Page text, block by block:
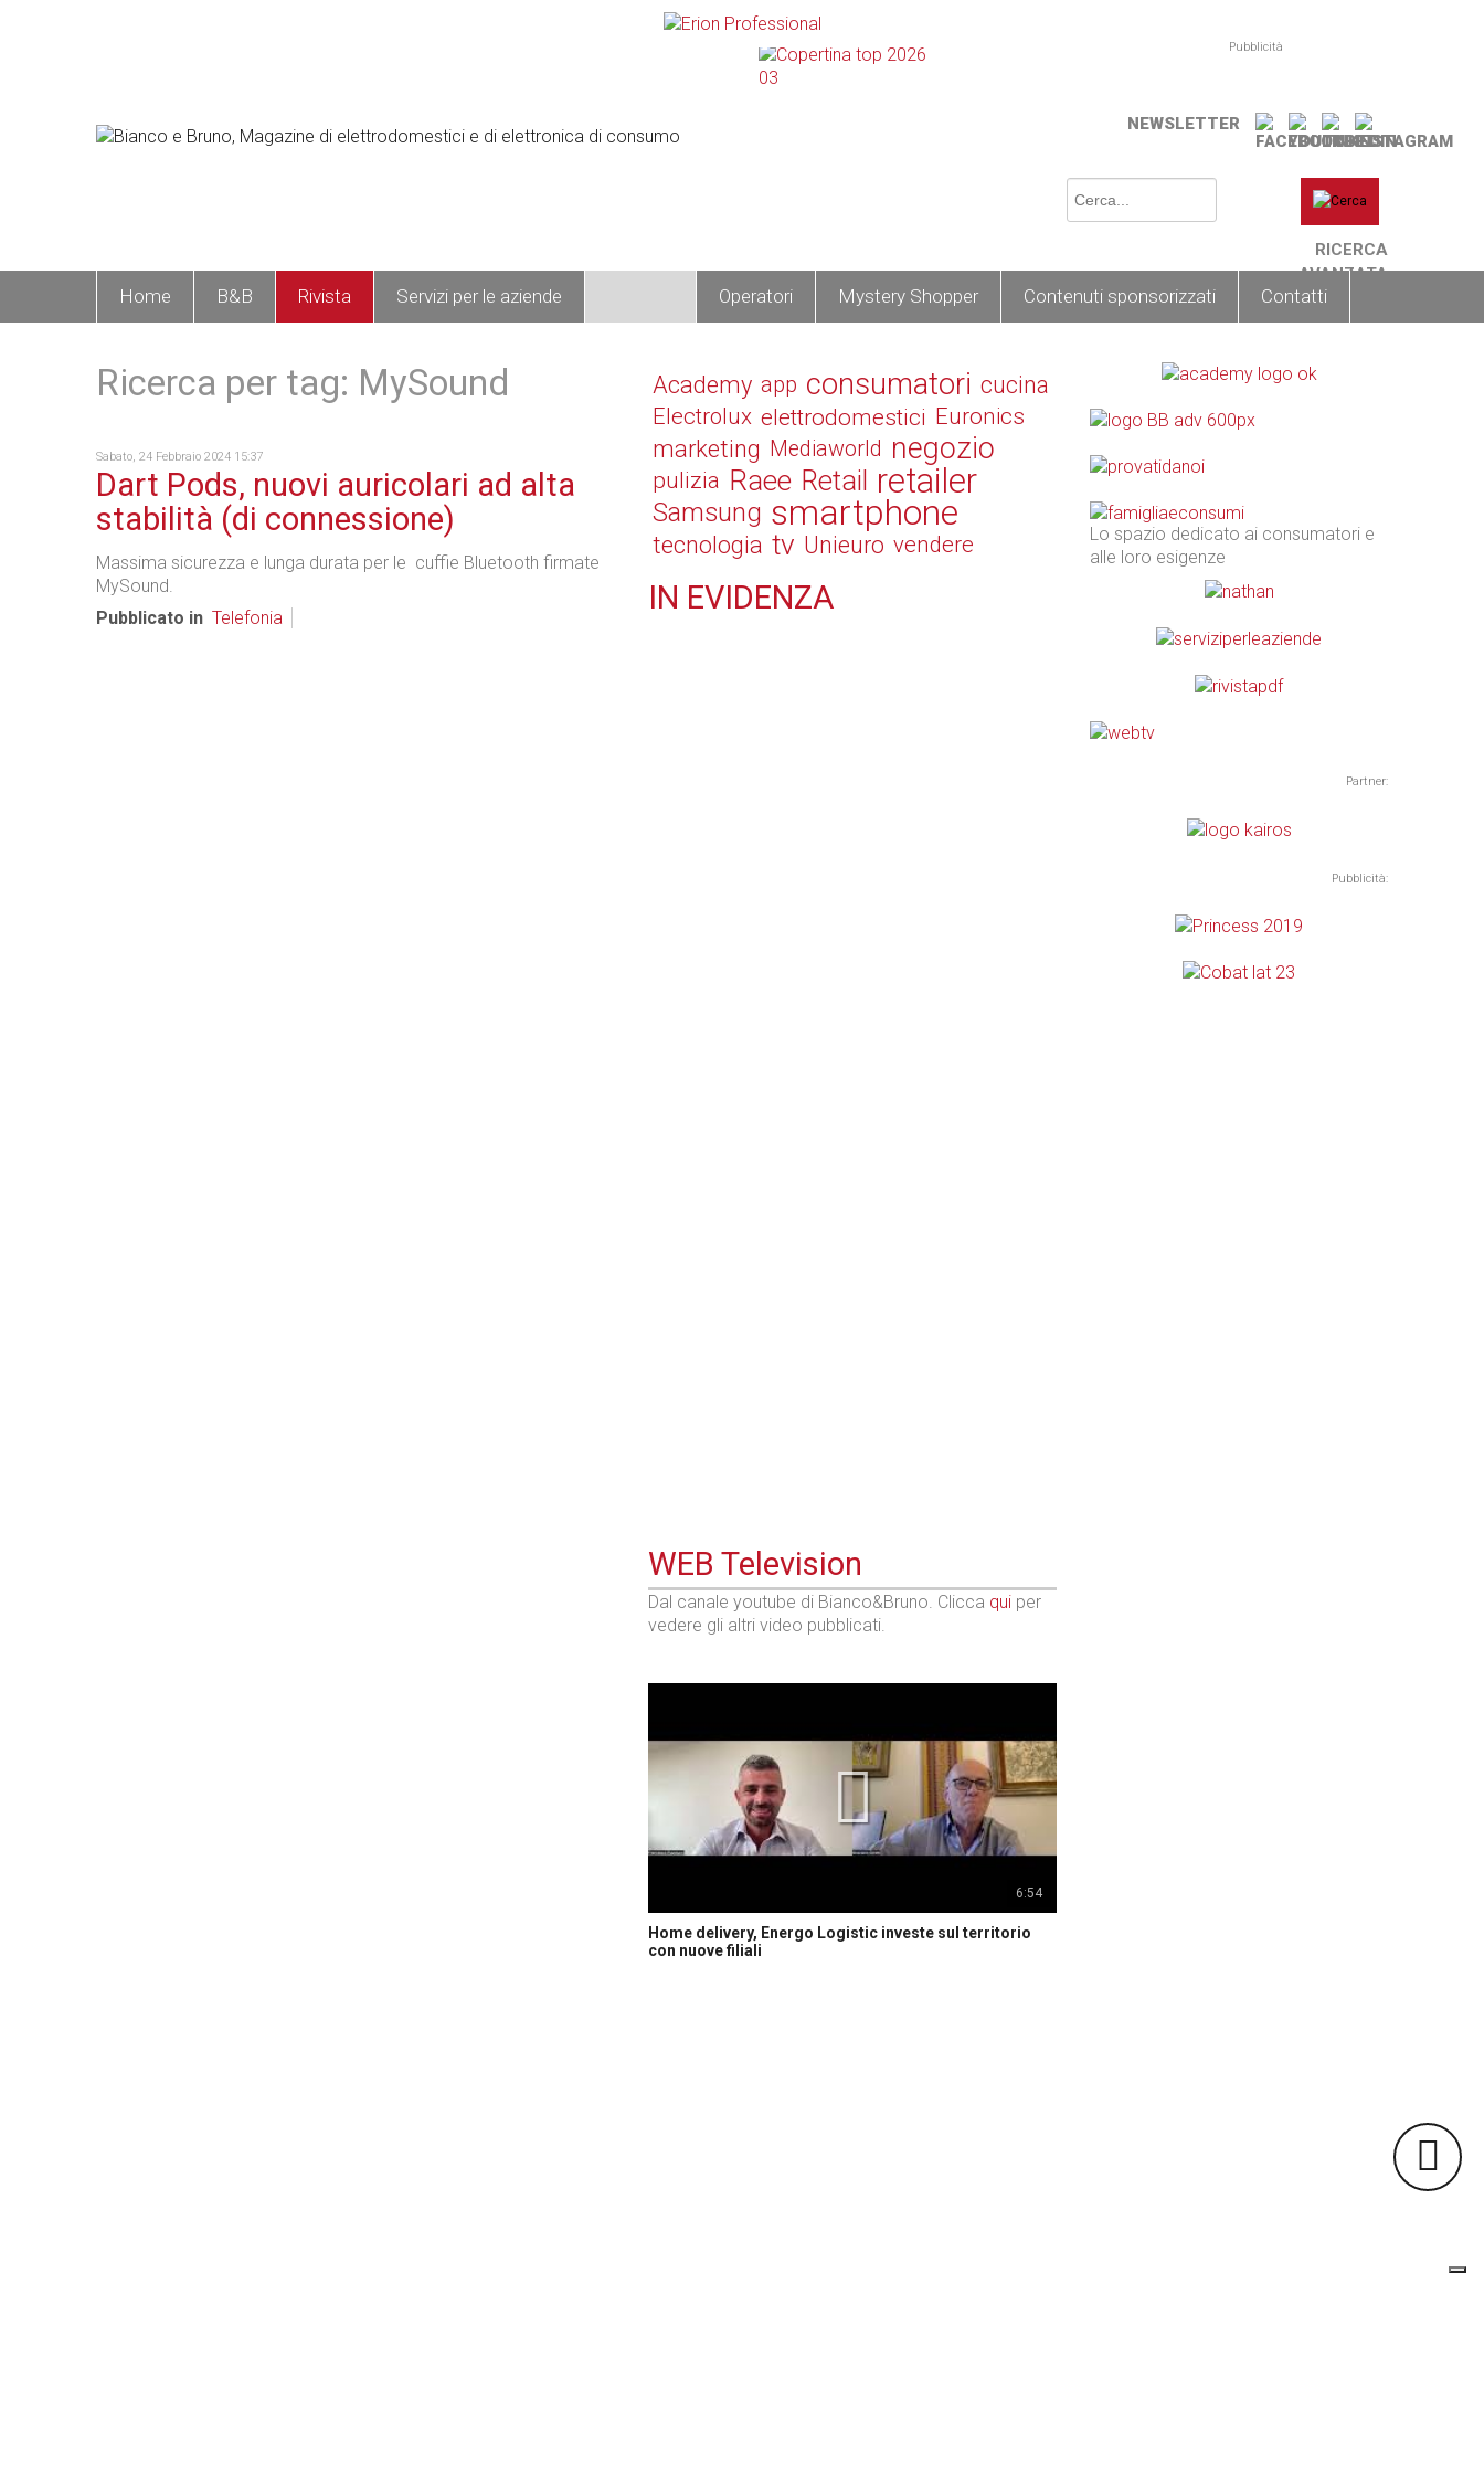
Pubblicità
NEWSLETTER
RICERCA
AVANZATA
Home B&B Rivista Servizi per le aziende Operatori Mystery Shopper Contenuti sponsorizzati Contatti
Ricerca per tag: MySound
Sabato, 24 Febbraio 2024 15:37
Dart Pods, nuovi auricolari ad alta
stabilità (di connessione)
Massima sicurezza e lunga durata per le cuffie Bluetooth firmate
MySound.
Pubblicato in Telefonia
Academy app consumatori cucina
Electrolux elettrodomestici Euronics
marketing Mediaworld negozio
pulizia Raee Retail retailer
Samsung smartphone
tecnologia tv Unieuro vendere
IN EVIDENZA
WEB Television
Dal canale youtube di Bianco&Bruno. Clicca qui per
vedere gli altri video pubblicati.
6:54
Home delivery, Energo Logistic investe sul territorio
con nuove filiali
Lo spazio dedicato ai consumatori e
alle loro esigenze
Partner:
Pubblicità: